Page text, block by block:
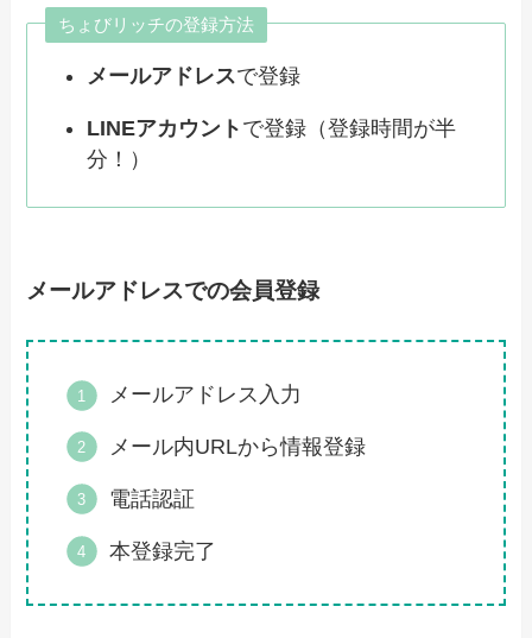
ちょびリッチの登録方法
メールアドレスで登録
LINEアカウント で登録（登録時間が半
分！）
メールアドレスでの会員登録
メールアドレス入力
メール内URLから情報登録
電話認証
本登録完了